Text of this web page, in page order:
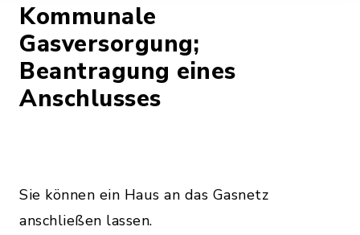
Kommunale
Gasversorgung;
Beantragung eines
Anschlusses
Sie können ein Haus an das Gasnetz
anschließen lassen.